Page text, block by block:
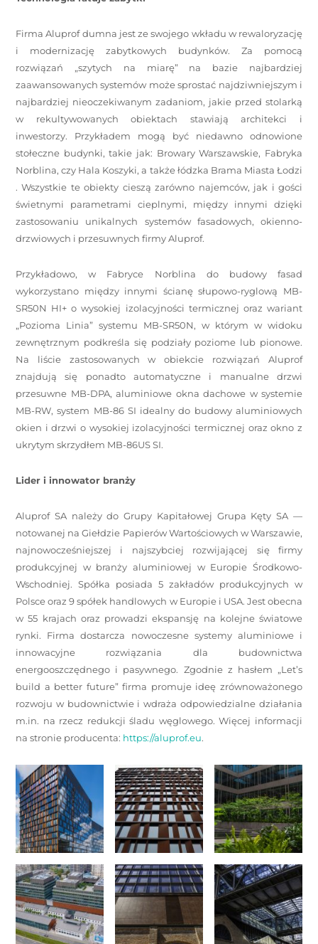
Firma Aluprof dumna jest ze swojego wkładu w rewaloryzację
i modernizację zabytkowych budynków. Za pomocą
rozwiązań „szytych na miarę” na bazie najbardziej
zaawansowanych systemów może sprostać najdziwniejszym i
najbardziej nieoczekiwanym zadaniom, jakie przed stolarką
w rekultywowanych obiektach stawiają architekci i
inwestorzy. Przykładem mogą być niedawno odnowione
stołeczne budynki, takie jak: Browary Warszawskie, Fabryka
Norblina, czy Hala Koszyki, a także łódzka Brama Miasta Łodzi
. Wszystkie te obiekty cieszą zarówno najemców, jak i gości
świetnymi parametrami cieplnymi, między innymi dzięki
zastosowaniu unikalnych systemów fasadowych, okienno-
drzwiowych i przesuwnych firmy Aluprof.
Przykładowo, w Fabryce Norblina do budowy fasad
wykorzystano między innymi ścianę słupowo-ryglową MB-
SR50N HI+ o wysokiej izolacyjności termicznej oraz wariant
„Pozioma Linia” systemu MB-SR50N, w którym w widoku
zewnętrznym podkreśla się podziały poziome lub pionowe.
Na liście zastosowanych w obiekcie rozwiązań Aluprof
znajdują się ponadto automatyczne i manualne drzwi
przesuwne MB-DPA, aluminiowe okna dachowe w systemie
MB-RW, system MB-86 SI idealny do budowy aluminiowych
okien i drzwi o wysokiej izolacyjności termicznej oraz okno z
ukrytym skrzydłem MB-86US SI.
Lider i innowator branży
Aluprof SA należy do Grupy Kapitałowej Grupa Kęty SA —
notowanej na Giełdzie Papierów Wartościowych w Warszawie,
najnowocześniejszej i najszybciej rozwijającej się firmy
produkcyjnej w branży aluminiowej w Europie Środkowo-
Wschodniej. Spółka posiada 5 zakładów produkcyjnych w
Polsce oraz 9 spółek handlowych w Europie i USA. Jest obecna
w 55 krajach oraz prowadzi ekspansję na kolejne światowe
rynki. Firma dostarcza nowoczesne systemy aluminiowe i
innowacyjne rozwiązania dla budownictwa
energooszczędnego i pasywnego. Zgodnie z hasłem „Let’s
build a better future” firma promuje ideę zrównoważonego
rozwoju w budownictwie i wdraża odpowiedzialne działania
m.in. na rzecz redukcji śladu węglowego. Więcej informacji
na stronie producenta: https://aluprof.eu.